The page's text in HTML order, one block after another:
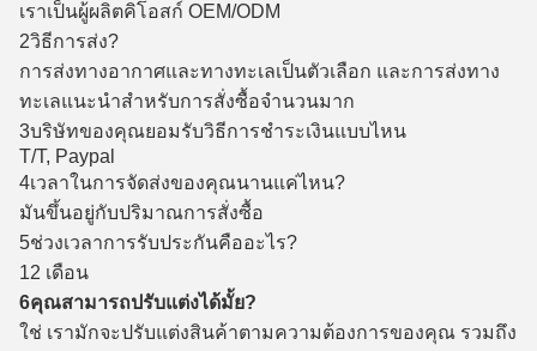
เราเป็นผู้ผลิตคิโอสก์ OEM/ODM
2วิธีการส่ง?
การส่งทางอากาศและทางทะเลเป็นตัวเลือก และการส่งทาง
ทะเลแนะนําสําหรับการสั่งซื้อจํานวนมาก
3บริษัทของคุณยอมรับวิธีการชําระเงินแบบไหน
T/T, Paypal
4เวลาในการจัดส่งของคุณนานแค่ไหน?
มันขึ้นอยู่กับปริมาณการสั่งซื้อ
5ช่วงเวลาการรับประกันคืออะไร?
12 เดือน
6คุณสามารถปรับแต่งได้มั้ย?
ใช่ เรามักจะปรับแต่งสินค้าตามความต้องการของคุณ รวมถึง